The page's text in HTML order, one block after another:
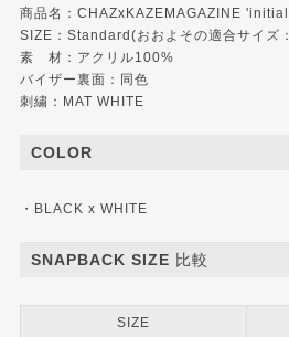
商品名：CHAZxKAZEMAGAZINE
SIZE：Standard(おおよその適合サイズ
素 材：アクリル100%
バイザー裏面：同色
刺繍：MAT WHITE
COLOR
・BLACK x WHITE
SNAPBACK SIZE 比較
SIZE